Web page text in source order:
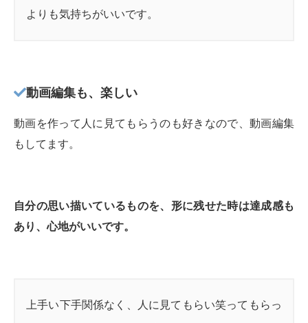
よりも気持ちがいいです。
動画編集も、楽しい
動画を作って人に見てもらうのも好きなので、動画編集
もしてます。
自分の思い描いているものを、形に残せた時は達成感も
あり、心地がいいです。
上手い下手関係なく、人に見てもらい笑ってもらっ